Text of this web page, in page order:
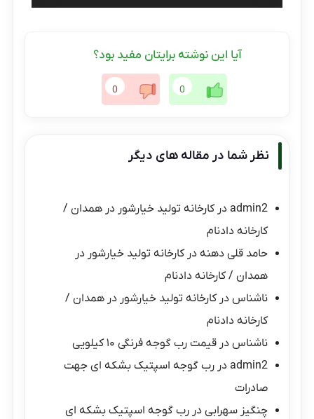
آیا این نوشته برایتان مفید بود؟
0
0
نظر شما در مقاله های دیگر
admin2 درکارخانه تولید خیارشور در همدان /
کارخانه دادنام
حامد قلی دهنه درکارخانه تولید خیارشور در
همدان / کارخانه دادنام
ناشناس درکارخانه تولید خیارشور در همدان /
کارخانه دادنام
ناشناس درقیمت رب گوجه فرنگی ۱۰ کیلویی
admin2 دررب گوجه اسپتیک بشکه ای جهت
صادرات
چنگیز سهرابی دررب گوجه اسپتیک بشکه ای